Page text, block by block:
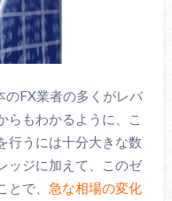
FX業者の多くがレバ
らもわかるように、こ
行うには十分大きな数
ッジに加えて、このゼ
で、 急な相場の変化